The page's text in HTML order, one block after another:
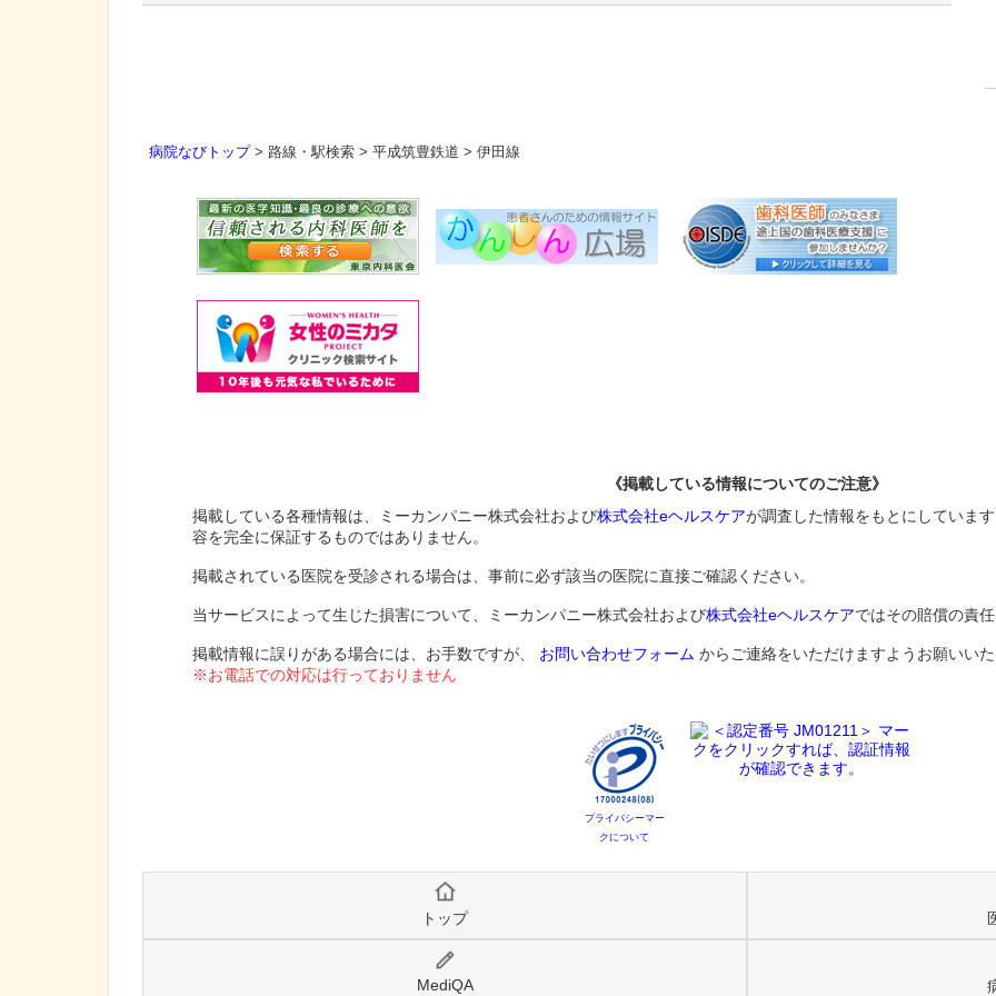
《掲載している情報についてのご注意》
掲載している各種情報は、ミーカンパニー株式会社および株式会社eヘルスケアが調査した情報をもとにしていま
容を完全に保証するものではありません。
掲載されている医院を受診される場合は、事前に必ず該当の医院に直接ご確認ください。
当サービスによって生じた損害について、ミーカンパニー株式会社および株式会社eヘルスケアではその賠償の責
掲載情報に誤りがある場合には、お手数ですが、 お問い合わせフォーム からご連絡をいただけますようお願いいた
※お電話での対応は行っておりません
病院なびトップ> 路線・駅検索 > 平成筑豊鉄道 > 伊田線
プライバシーマー
クについて
トップ
MediQA